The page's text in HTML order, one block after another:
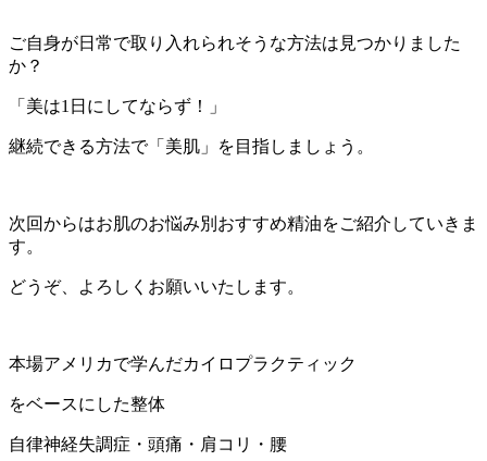
ご自身が日常で取り入れられそうな方法は見つかりました
か？
「美は1日にしてならず！」
継続できる方法で「美肌」を目指しましょう。
次回からはお肌のお悩み別おすすめ精油をご紹介していきま
す。
どうぞ、よろしくお願いいたします。
本場アメリカで学んだカイロプラクティック
をベースにした整体
自律神経失調症・頭痛・肩コリ・腰